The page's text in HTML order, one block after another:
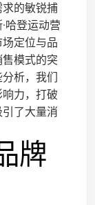
的敏锐捕
哈登运动营
定位与品
模式的突
析，我们
力，打破
了大量消
牌